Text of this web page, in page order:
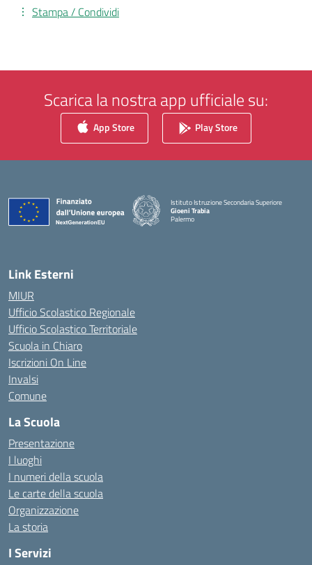
Stampa / Condividi
Scarica la nostra app ufficiale su:
App Store Play Store
Istituto Istruzione Secondaria Superiore
Gioeni Trabia
Palermo
Link Esterni
MIUR
Ufficio Scolastico Regionale
Ufficio Scolastico Territoriale
Scuola in Chiaro
Iscrizioni On Line
Invalsi
Comune
La Scuola
Presentazione
I luoghi
I numeri della scuola
Le carte della scuola
Organizzazione
La storia
I Servizi